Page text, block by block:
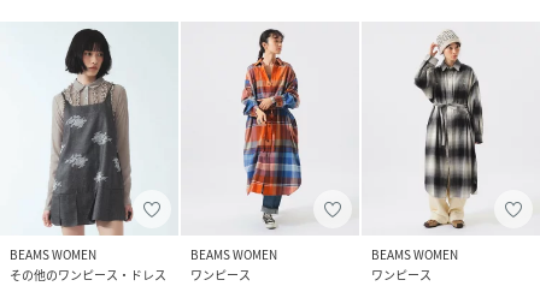
BEAMS WOMEN
その他のワンピース・ドレス
BEAMS WOMEN
ワンピース
BEAMS WOMEN
ワンピース